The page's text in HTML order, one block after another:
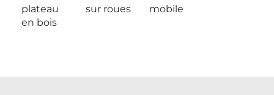
plateau
en bois
sur roues
mobile